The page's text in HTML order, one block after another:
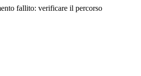
fallito: verificare il percorso